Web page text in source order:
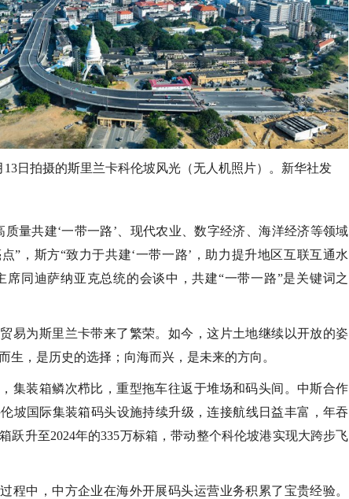
13日拍摄的斯里兰卡科伦坡风光（无人机照片）。新华社发
质量共建‘一带一路’、现代农业、数字经济、海洋经济等领域
”，斯方“致力于共建‘一带一路’，助力提升地区互联互通水
同迪萨纳亚克总统的会谈中，共建“一带一路”是关键词之
易为斯里兰卡带来了繁荣。如今，这片土地继续以开放的姿
生，是历史的选择；向海而兴，是未来的方向。
集装箱鳞次栉比，重型拖车往返于堆场和码头间。中斯合作
坡国际集装箱码头设施持续升级，连接航线日益丰富，年吞
跃升至2024年的335万标箱，带动整个科伦坡港实现大跨步飞
程中，中方企业在海外开展码头运营业务积累了宝贵经验。